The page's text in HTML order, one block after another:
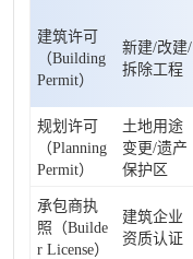
建筑许可
（Building
Permit）
新建/改建/
拆除工程
规划许可
（Planning
Permit）
土地用途
变更/遗产
保护区
承包商执
照（Builde
r License）
建筑企业
资质认证